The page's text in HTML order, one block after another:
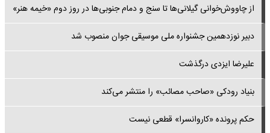
از چاووش‌خوانی گیلانی‌ها تا سنج و دمام جنوبی‌ها در روز دوم «خیمه هنر»
دبیر نوزدهمین جشنواره ملی موسیقی جوان منصوب شد
علیرضا ایزدی درگذشت
بنیاد رودکی «صاحب مصائب» را منتشر می‌کند
حکم پرونده «کاروانسرا» قطعی نیست